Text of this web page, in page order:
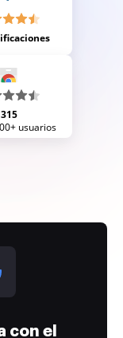
315
usuarios
con el